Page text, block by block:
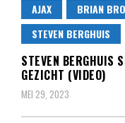
AJAX BRIAN
STEVEN BERGHUIS
STEVEN BERGHUIS
GEZICHT (VIDEO)
MEI 29, 2023